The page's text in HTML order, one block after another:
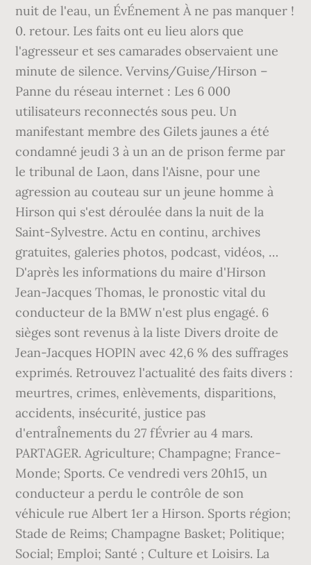
nuit de l'eau, un ÉvÉnement À ne pas manquer !
0. retour. Les faits ont eu lieu alors que
l'agresseur et ses camarades observaient une
minute de silence. Vervins/Guise/Hirson –
Panne du réseau internet : Les 6 000
utilisateurs reconnectés sous peu. Un
manifestant membre des Gilets jaunes a été
condamné jeudi 3 à un an de prison ferme par
le tribunal de Laon, dans l'Aisne, pour une
agression au couteau sur un jeune homme à
Hirson qui s'est déroulée dans la nuit de la
Saint-Sylvestre. Actu en continu, archives
gratuites, galeries photos, podcast, vidéos, …
D'après les informations du maire d'Hirson
Jean-Jacques Thomas, le pronostic vital du
conducteur de la BMW n'est plus engagé. 6
sièges sont revenus à la liste Divers droite de
Jean-Jacques HOPIN avec 42,6 % des suffrages
exprimés. Retrouvez l'actualité des faits divers :
meurtres, crimes, enlèvements, disparitions,
accidents, insécurité, justice pas
d'entraÎnements du 27 fÉvrier au 4 mars.
PARTAGER. Agriculture; Champagne; France-
Monde; Sports. Ce vendredi vers 20h15, un
conducteur a perdu le contrôle de son
véhicule rue Albert 1er a Hirson. Sports région;
Stade de Reims; Champagne Basket; Politique;
Social; Emploi; Santé ; Culture et Loisirs. La